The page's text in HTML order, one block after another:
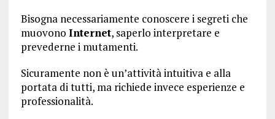
Bisogna necessariamente conoscere i segreti che
muovono Internet, saperlo interpretare e
prevederne i mutamenti.
Sicuramente non è un’attività intuitiva e alla
portata di tutti, ma richiede invece esperienze e
professionalità.